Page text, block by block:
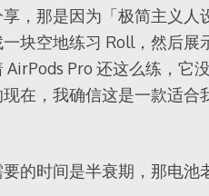
，那是因为「极简主义人
块空地练习 Roll，然后展
Pro 还这么练，它
在，我确信这是一款适合
的时间是半衰期，那电池